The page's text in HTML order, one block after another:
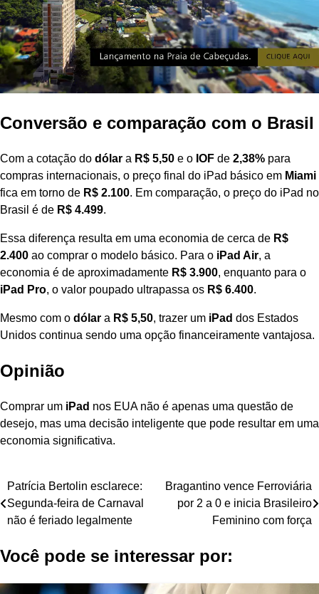
Conversão e comparação com o Brasil
Com a cotação do dólar a R$ 5,50 e o IOF de 2,38% para
compras internacionais, o preço final do iPad básico em Miami
fica em torno de R$ 2.100. Em comparação, o preço do iPad no
Brasil é de R$ 4.499.
Essa diferença resulta em uma economia de cerca de R$
2.400 ao comprar o modelo básico. Para o iPad Air, a
economia é de aproximadamente R$ 3.900, enquanto para o
iPad Pro, o valor poupado ultrapassa os R$ 6.400.
Mesmo com o dólar a R$ 5,50, trazer um iPad dos Estados
Unidos continua sendo uma opção financeiramente vantajosa.
Opinião
Comprar um iPad nos EUA não é apenas uma questão de
desejo, mas uma decisão inteligente que pode resultar em uma
economia significativa.
Navegação
de
Patrícia Bertolin esclarece:
Segunda-feira de Carnaval
não é feriado legalmente
Bragantino vence Ferroviária
por 2 a 0 e inicia Brasileiro
Feminino com força
Você pode se interessar por: